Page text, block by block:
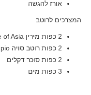
אורז להגשה
המצרכים לרוטב
2 כפות מירין Taste of Asia
2 כפות רוטב סויה Sempio
2 כפות סוכר דקלים
3 כפות מים